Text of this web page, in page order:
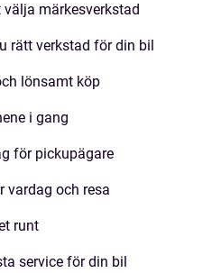
märkesverkstad
rätt verkstad för din bil
lönsamt köp
i gang
för pickupägare
vardag och resa
runt
service för din bil